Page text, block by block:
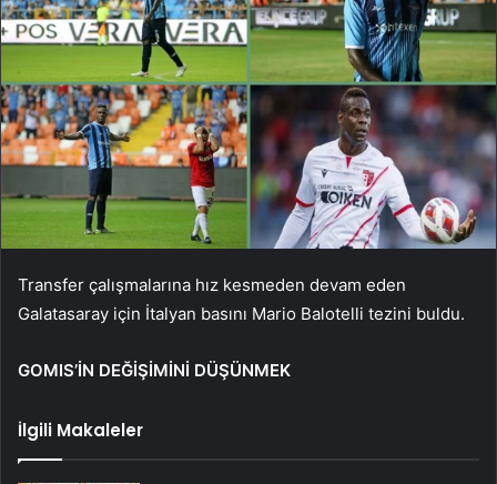
Transfer çalışmalarına hız kesmeden devam eden
Galatasaray için İtalyan basını Mario Balotelli tezini buldu.
GOMIS’İN DEĞİŞİMİNİ DÜŞÜNMEK
İlgili Makaleler